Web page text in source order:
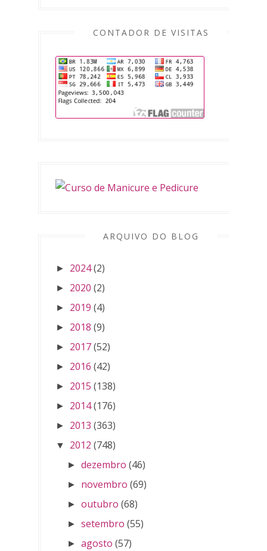
CONTADOR DE VISITAS
ARQUIVO DO BLOG
► 2024(2)
► 2020 (2)
► 2019 (4)
► 2018 (9)
► 2017(52)
► 2016 (42)
► 2015 (138)
► 2014(176)
► 2013 (363)
▼ 2012 (748)
►dezembro (46)
► novembro (69)
►outubro (68)
►setembro (55)
►agosto (57)